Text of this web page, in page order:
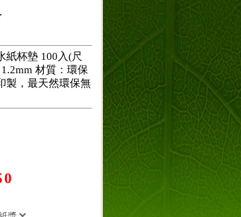
紙杯墊 100入(尺
材質：環保
製，最天然環保無